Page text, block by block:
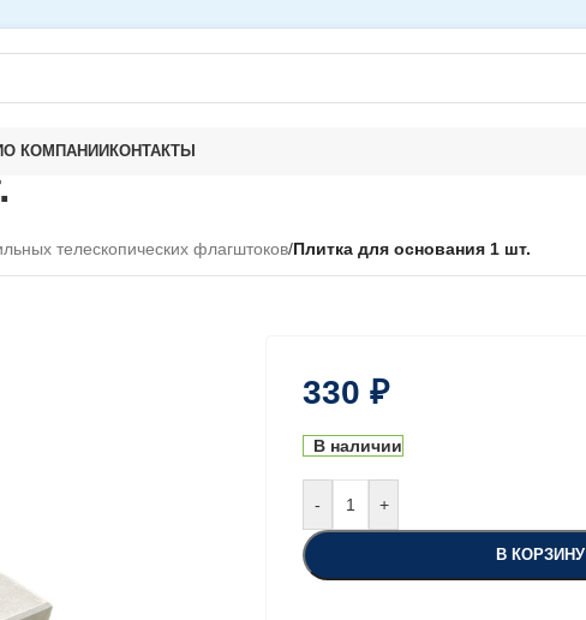
О КОМПАНИИ КОНТАКТЫ
телескопических флагштоков/Плитка для основания 1 шт.
330 ₽
В наличии
- +
В КОРЗИНУ